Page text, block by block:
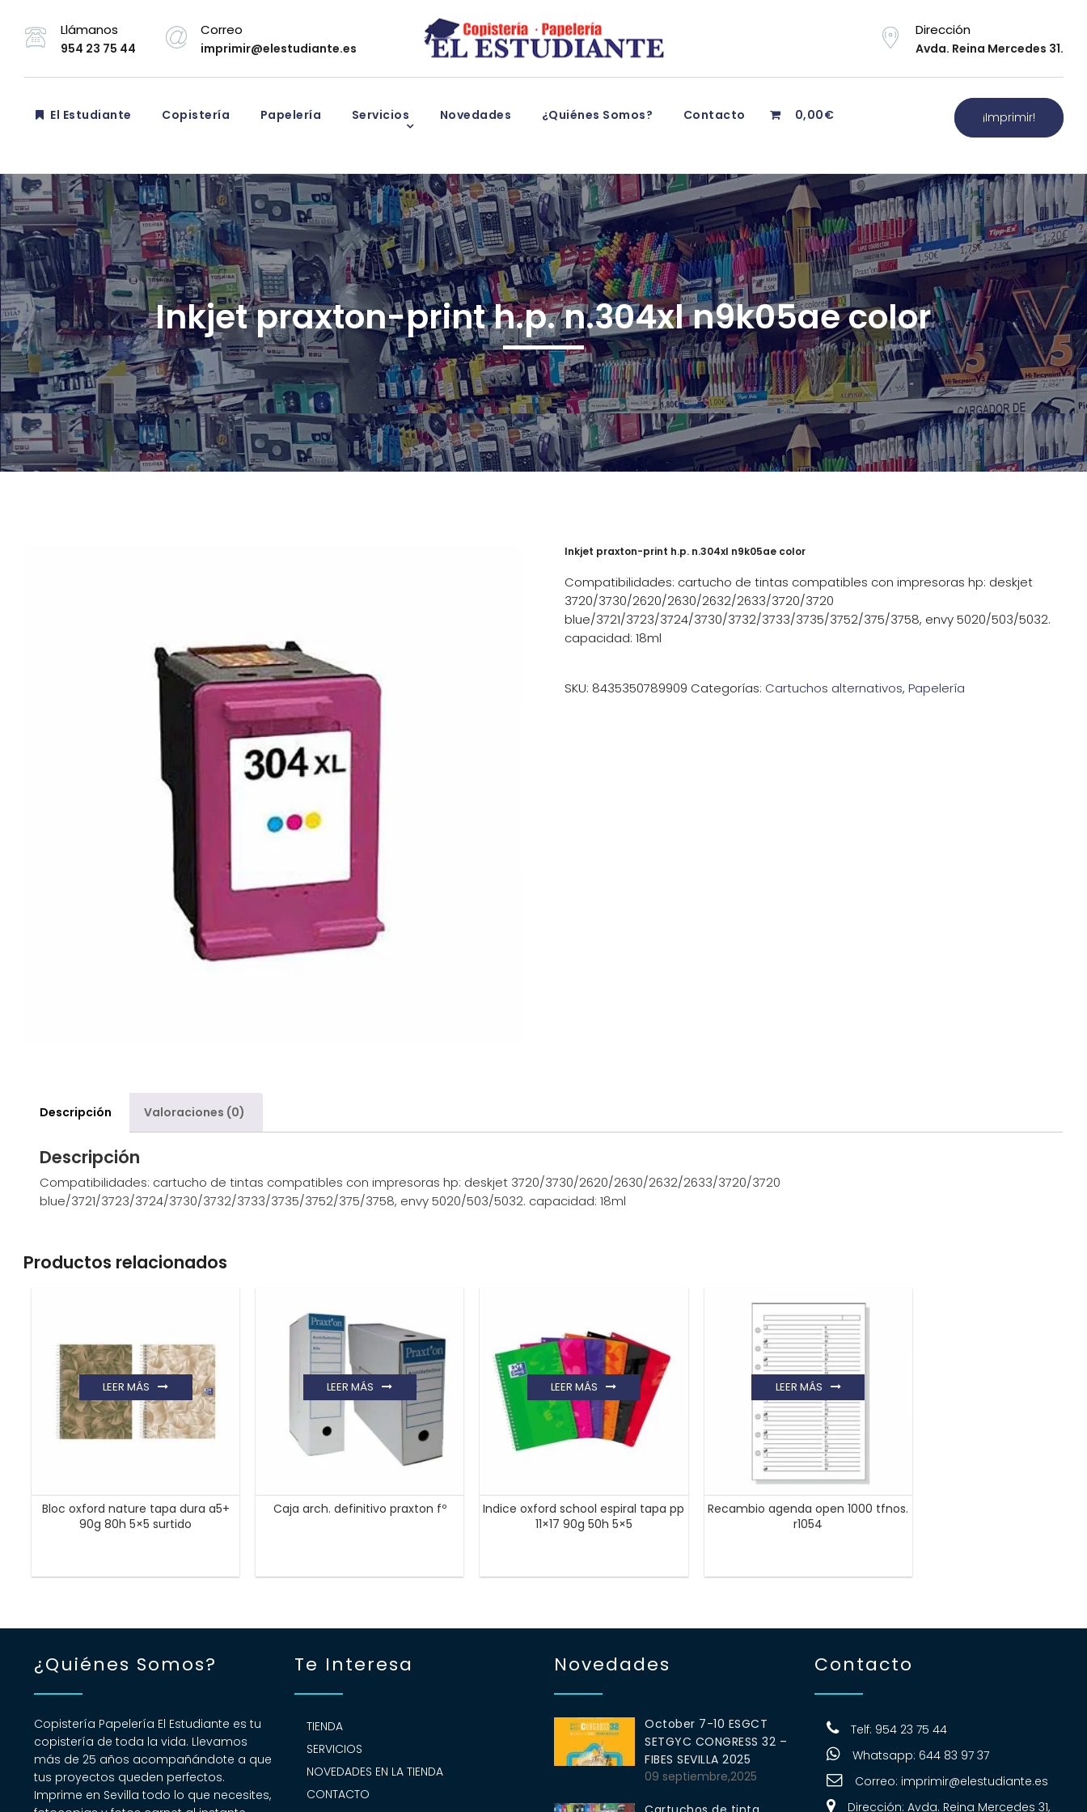
Llámanos
954 23 75 44
Correo
imprimir@elestudiante.es
Dirección
Avda. Reina Mercedes 31.
El Estudiante Copistería Papelería Servicios Novedades ¿Quiénes Somos? Contacto 0,00€ ¡Imprimir!
Inkjet praxton-print h.p. n.304xl n9k05ae color
Inkjet praxton-print h.p. n.304xl n9k05ae color
Compatibilidades: cartucho de tintas compatibles con impresoras hp: deskjet
3720/3730/2620/2630/2632/2633/3720/3720
blue/3721/3723/3724/3730/3732/3733/3735/3752/375/3758, envy 5020/503/5032.
capacidad: 18ml
SKU: 8435350789909 Categorías: Cartuchos alternativos, Papelería
Descripción Valoraciones (0)
Descripción
Compatibilidades: cartucho de tintas compatibles con impresoras hp: deskjet 3720/3730/2620/2630/2632/2633/3720/3720
blue/3721/3723/3724/3730/3732/3733/3735/3752/375/3758, envy 5020/503/5032. capacidad: 18ml
Productos relacionados
Bloc oxford nature tapa dura a5+
90g 80h 5×5 surtido
LEER MÁS
Caja arch. definitivo praxton fº
LEER MÁS
Indice oxford school espiral tapa pp
11×17 90g 50h 5×5
LEER MÁS
Recambio agenda open 1000 tfnos.
r1054
LEER MÁS
¿Quiénes Somos?
Copistería Papelería El Estudiante es tu
copistería de toda la vida. Llevamos
más de 25 años acompañándote a que
tus proyectos queden perfectos.
Imprime en Sevilla todo lo que necesites,
Te Interesa
TIENDA
SERVICIOS
NOVEDADES EN LA TIENDA
CONTACTO
Novedades
October 7-10 ESGCT
SETGYC CONGRESS 32 –
FIBES SEVILLA 2025
09 septiembre,2025
Contacto
Telf: 954 23 75 44
Whatsapp: 644 83 97 37
Correo: imprimir@elestudiante.es
Dirección: Avda. Reina Mercedes 31,